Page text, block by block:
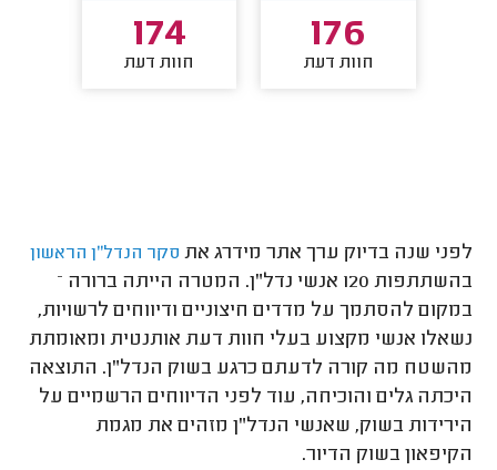
176
חוות דעת
174
חוות דעת
לפני שנה בדיוק ערך אתר מידרג את סקר הנדל"ן הראשון
בהשתתפות 120 אנשי נדל"ן. המטרה הייתה ברורה –
במקום להסתמך על מדדים חיצוניים ודיווחים לרשויות,
נשאלו אנשי מקצוע בעלי חוות דעת אותנטית ומאומתת
מהשטח מה קורה לדעתם כרגע בשוק הנדל"ן. התוצאה
היכתה גלים והוכיחה, עוד לפני הדיווחים הרשמיים על
הירידות בשוק, שאנשי הנדל"ן מזהים את מגמת
הקיפאון בשוק הדיור.